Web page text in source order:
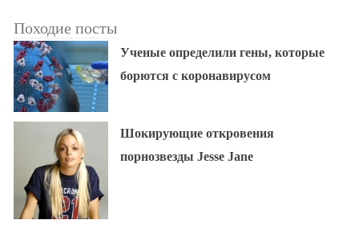
Походие посты
Ученые определили гены, которые
борются с коронавирусом
Шокирующие откровения
порнозвезды Jesse Jane